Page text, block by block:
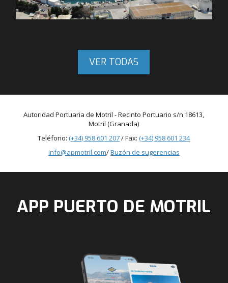
VER TODAS
Autoridad Portuaria de Motril - Recinto Portuario s/n 18613,
Motril (Granada)
Teléfono:(+34) 958 601 207/ Fax:(+34) 958 601 234
info@apmotril.com/Buzón de sugerencias
APP PUERTO DE MOTRIL